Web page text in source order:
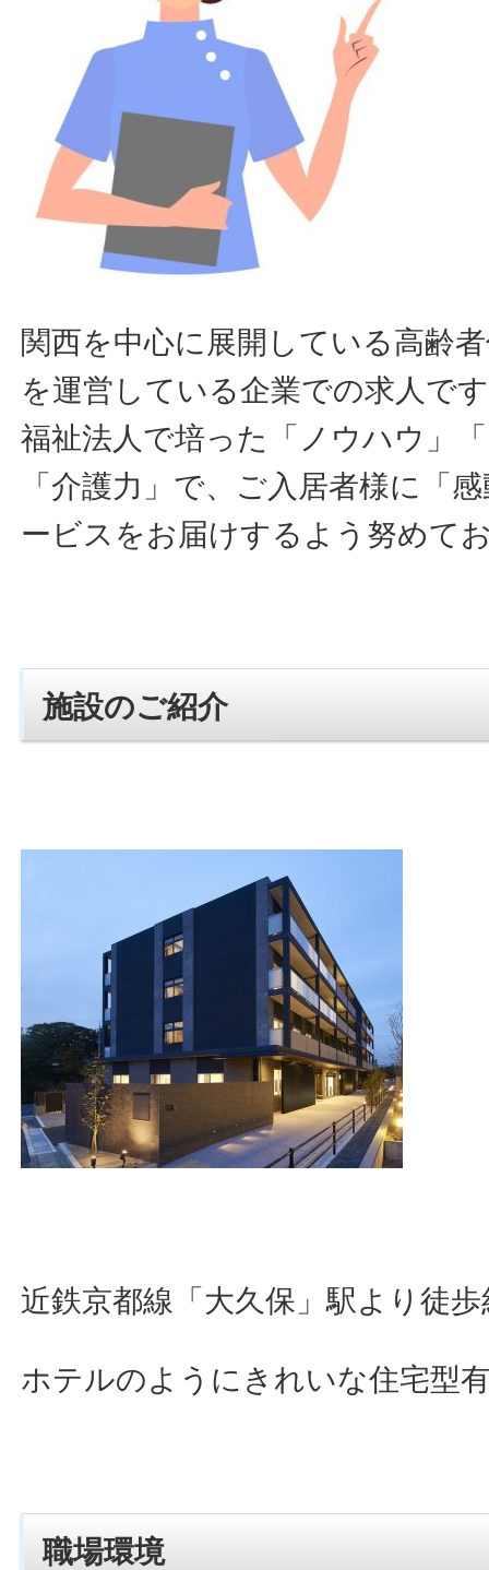
関西を中心に展開している高齢
を運営している企業での求人で
福祉法人で培った「ノウハウ」
「介護力」で、ご入居者様に「
ービスをお届けするよう努めて
施設のご紹介
近鉄京都線「大久保」駅より徒
ホテルのようにきれいな住宅型
職場環境